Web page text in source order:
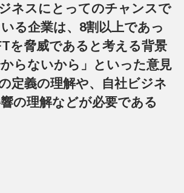
ネスにとってのチャンスで
る企業は、8割以上であっ
を脅威であると考える背景
らないから」といった意見
定義の理解や、自社ビジネ
の理解などが必要である